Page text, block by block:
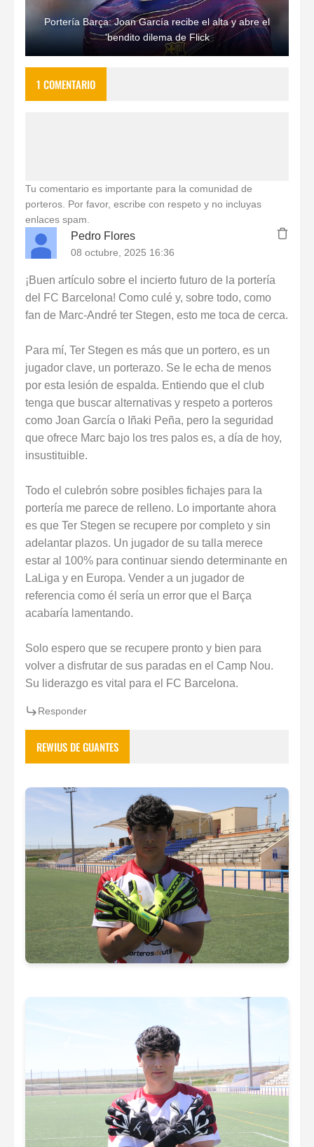
Portería Barça: Joan García recibe el alta y abre el
'bendito dilema de Flick
1 COMENTARIO
Tu comentario es importante para la comunidad de
porteros. Por favor, escribe con respeto y no incluyas
enlaces spam.
Pedro Flores
08 octubre, 2025 16:36
¡Buen artículo sobre el incierto futuro de la portería
del FC Barcelona! Como culé y, sobre todo, como
fan de Marc-André ter Stegen, esto me toca de cerca.
Para mí, Ter Stegen es más que un portero, es un
jugador clave, un porterazo. Se le echa de menos
por esta lesión de espalda. Entiendo que el club
tenga que buscar alternativas y respeto a porteros
como Joan García o Iñaki Peña, pero la seguridad
que ofrece Marc bajo los tres palos es, a día de hoy,
insustituible.
Todo el culebrón sobre posibles fichajes para la
portería me parece de relleno. Lo importante ahora
es que Ter Stegen se recupere por completo y sin
adelantar plazos. Un jugador de su talla merece
estar al 100% para continuar siendo determinante en
LaLiga y en Europa. Vender a un jugador de
referencia como él sería un error que el Barça
acabaría lamentando.
Solo espero que se recupere pronto y bien para
volver a disfrutar de sus paradas en el Camp Nou.
Su liderazgo es vital para el FC Barcelona.
Responder
REWIUS DE GUANTES